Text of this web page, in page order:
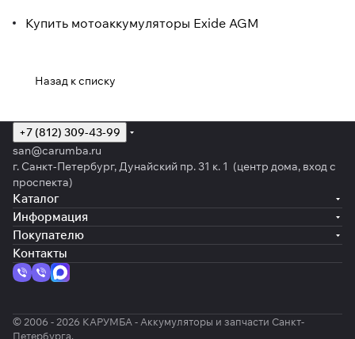
Купить мотоаккумуляторы Exide AGM
Назад к списку
+7 (812) 309-43-99
san@carumba.ru
г. Санкт-Петербург, Дунайский пр. 31 к. 1 (центр дома, вход с
проспекта)
Каталог
Информация
Покупателю
Контакты
© 2006 - 2026 КАРУМБА - Аккумуляторы и запчасти Санкт-
Петербурга.